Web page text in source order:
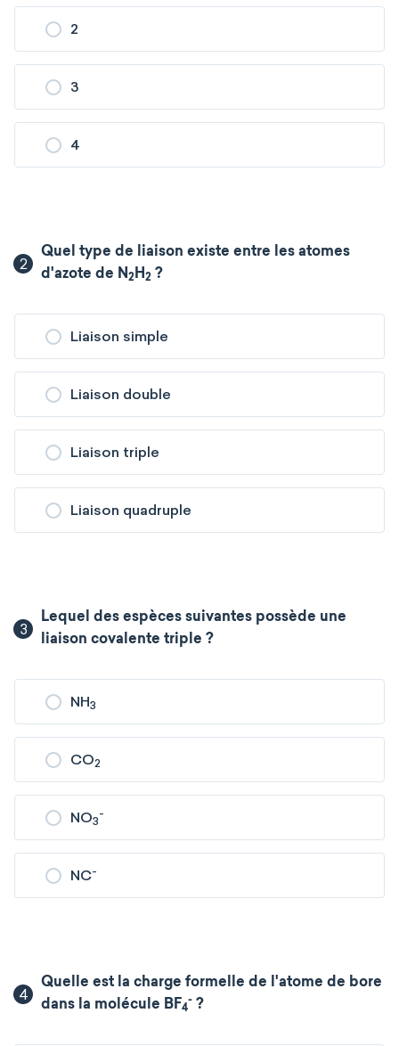
2
3
4
2
Quel type de liaison existe entre les atomes
d'azote de N2 H2 ?
Liaison simple
Liaison double
Liaison triple
Liaison quadruple
3
Lequel des espèces suivantes possède une
liaison covalente triple ?
NH3
CO2
NO3
-
NC-
4
Quelle est la charge formelle de l'atome de bore
dans la molécule BF4
- ?